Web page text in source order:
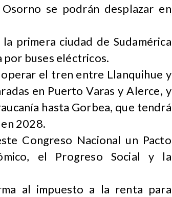
se podrán desplazar en
primera ciudad de Sudamérica
por buses eléctricos.
el tren entre Llanquihue y
en Puerto Varas y Alerce, y
hasta Gorbea, que tendrá
2028.
Congreso Nacional un Pacto
el Progreso Social y la
al impuesto a la renta para